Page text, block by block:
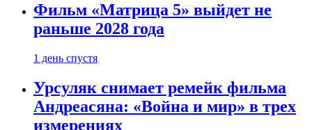
Фильм «Матрица 5» выйдет не
раньше 2028 года
1 день спустя
Урсуляк снимает ремейк фильма
Андреасяна: «Война и мир» в трех
измерениях